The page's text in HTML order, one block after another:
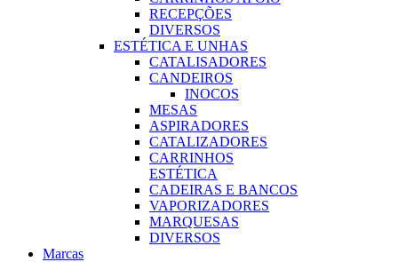
RECEPÇÕES
DIVERSOS
ESTÉTICA E UNHAS
CATALISADORES
CANDEIROS
INOCOS
MESAS
ASPIRADORES
CATALIZADORES
CARRINHOS
ESTÉTICA
CADEIRAS E BANCOS
VAPORIZADORES
MARQUESAS
DIVERSOS
Marcas